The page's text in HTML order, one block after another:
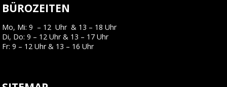
BÜROZEITEN
Mo, Mi: 9 – 12 Uhr & 13 – 18 Uhr
Di, Do: 9 – 12 Uhr & 13 – 17 Uhr
Fr: 9 – 12 Uhr & 13 – 16 Uhr